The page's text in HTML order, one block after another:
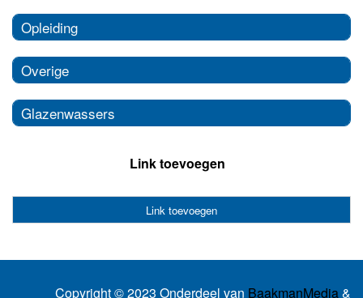
Opleiding
Overige
Glazenwassers
Link toevoegen
Link toevoegen
Copyright © 2023 Onderdeel van BaakmanMedia&